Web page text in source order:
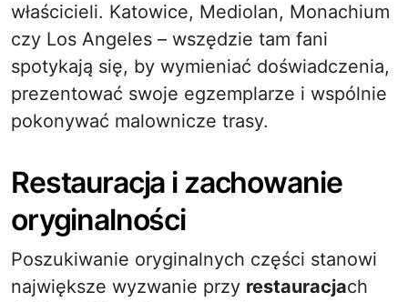
właścicieli. Katowice, Mediolan, Monachium
czy Los Angeles – wszędzie tam fani
spotykają się, by wymieniać doświadczenia,
prezentować swoje egzemplarze i wspólnie
pokonywać malownicze trasy.
Restauracja i zachowanie
oryginalności
Poszukiwanie oryginalnych części stanowi
największe wyzwanie przy restauracjach